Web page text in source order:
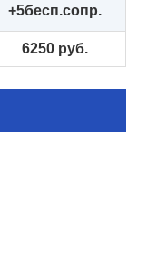
+5бесп.сопр.
6250 руб.